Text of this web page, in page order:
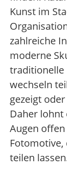
Kunst im
zahlreiche
moderne
traditionelle
wechseln
gezeigt
Daher lohnt
Augen
Fotomotive,
teilen